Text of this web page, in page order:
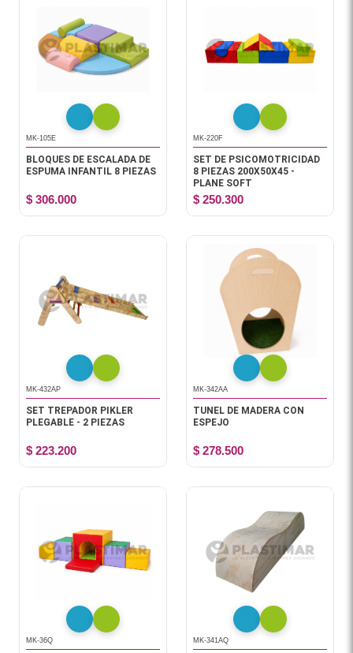
MK-105E
BLOQUES DE ESCALADA DE
ESPUMA INFANTIL 8 PIEZAS
$ 306.000
MK-220F
SET DE PSICOMOTRICIDAD
8 PIEZAS 200X50X45 -
PLANE SOFT
$ 250.300
MK-432AP
SET TREPADOR PIKLER
PLEGABLE - 2 PIEZAS
$ 223.200
MK-342AA
TUNEL DE MADERA CON
ESPEJO
$ 278.500
MK-36Q MK-341AQ